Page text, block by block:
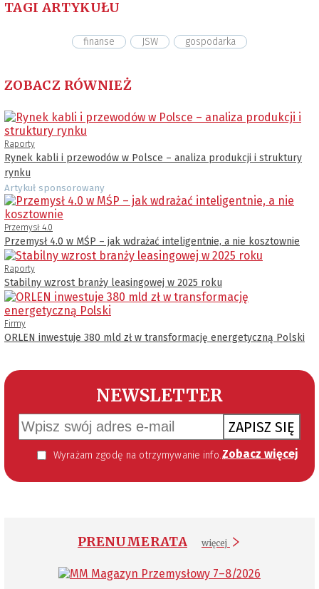
TAGI ARTYKUŁU
finanse JSW gospodarka
ZOBACZ RÓWNIEŻ
Raporty
Rynek kabli i przewodów w Polsce – analiza produkcji i struktury
rynku
Artykuł sponsorowany
Przemysł 4.0
Przemysł 4.0 w MŚP – jak wdrażać inteligentnie, a nie kosztownie
Raporty
Stabilny wzrost branży leasingowej w 2025 roku
Firmy
ORLEN inwestuje 380 mld zł w transformację energetyczną Polski
NEWSLETTER
ZAPISZ SIĘ
Wyrażam zgodę na otrzymywanie informacji handlowej kierowanej do mnie za pomocą środków komunikacji elektronicznej w szczególności poczty elektronicznej zgodnie z przepisem art. 10 ust 2 ustawy z dnia 18 lipca 2002 roku o świadczeniu usług drogą elektroniczną (Dz. U. 144 z 2002 r. poz. 1204). Zgoda jest dobrowolna, jednak jej wyrażenie jest konieczne, aby otrzymywać newsletter. Zobacz więcej
PRENUMERATA więcej